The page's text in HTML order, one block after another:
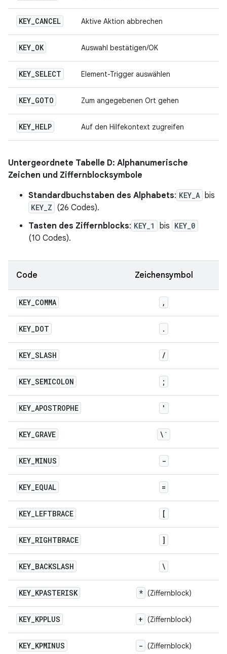
KEY_CANCEL Aktive Aktion abbrechen
KEY_OK Auswahl bestätigen/OK
KEY_SELECT Element-Trigger auswählen
KEY_GOTO Zum angegebenen Ort gehen
KEY_HELP Auf den Hilfekontext zugreifen
Untergeordnete Tabelle D: Alphanumerische
Zeichen und Ziffernblocksymbole
Standardbuchstaben des Alphabets: KEY_A bis
KEY_Z (26 Codes).
Tasten des Ziffernblocks: KEY_1 bis KEY_0
(10 Codes).
Code Zeichensymbol
KEY_COMMA ,
KEY_DOT .
KEY_SLASH /
KEY_SEMICOLON ;
KEY_APOSTROPHE '
KEY_GRAVE \`
KEY_MINUS -
KEY_EQUAL =
KEY_LEFTBRACE [
KEY_RIGHTBRACE ]
KEY_BACKSLASH \
KEY_KPASTERISK * (Ziffernblock)
KEY_KPPLUS + (Ziffernblock)
KEY_KPMINUS - (Ziffernblock)